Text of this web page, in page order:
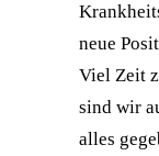
neue
Viel Zeit
sind wir
alles